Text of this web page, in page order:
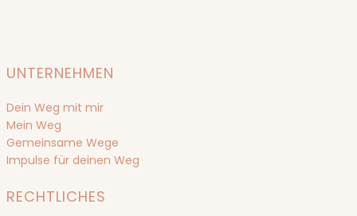
UNTERNEHMEN
Dein Weg mit mir
Mein Weg
Gemeinsame Wege
Impulse für deinen Weg
RECHTLICHES